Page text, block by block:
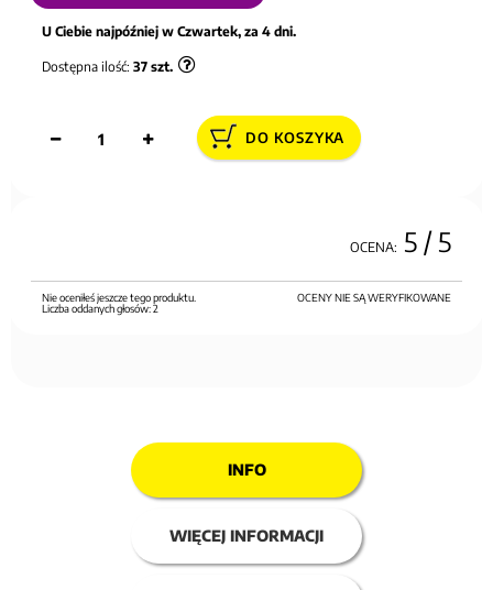
U Ciebie najpóźniej w Czwartek, za 4 dni.
Dostępna ilość: 37 szt.
DO KOSZYKA
OCENA: 5 / 5
OCENY NIE SĄ WERYFIKOWANE
Nie oceniłeś jeszcze tego produktu.
Liczba oddanych głosów:2
INFO
WIĘCEJ INFORMACJI